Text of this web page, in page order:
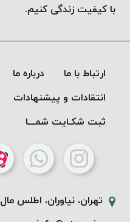
با کیفیت زندگی کنیم.
ارتباط با ما درباره ما
انتقادات و پیشنهادات
ثبت شکـایت شمـــا
تهران، نیاوران، اطلس مال